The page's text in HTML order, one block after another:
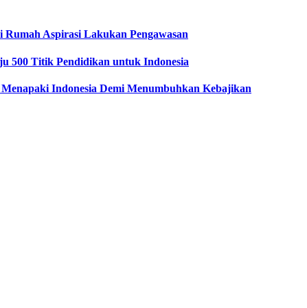
Aspirasi Lakukan Pengawasan
500 Titik Pendidikan untuk Indonesia
Indonesia Demi Menumbuhkan Kebajikan